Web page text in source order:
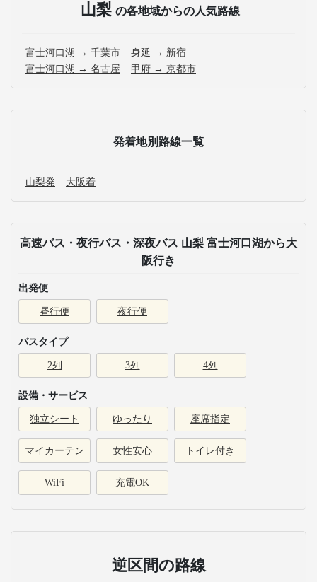
山梨 の各地域からの人気路線
富士河口湖 → 千葉市
身延 → 新宿
富士河口湖 → 名古屋
甲府 → 京都市
発着地別路線一覧
山梨発 大阪着
高速バス・夜行バス・深夜バス 山梨 富士河口湖から大
阪行き
出発便
昼行便 夜行便
バスタイプ
2列 3列 4列
設備・サービス
独立シート ゆったり 座席指定
マイカーテン 女性安心 トイレ付き
WiFi 充電OK
逆区間の路線